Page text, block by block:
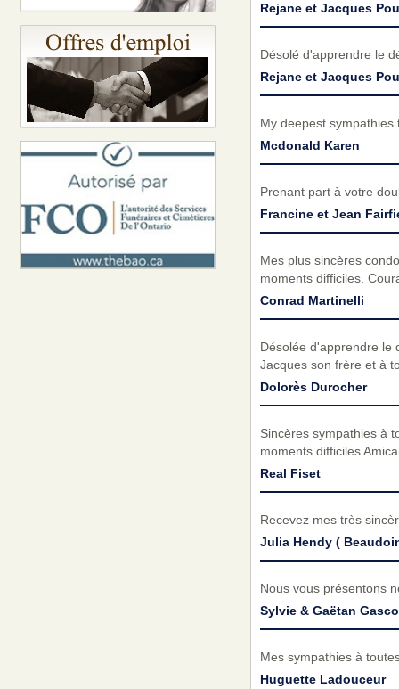
Rejane et Jacques
Désolé d'apprendre le
Rejane et Jacques
My deepest sympathies
Mcdonald Karen
Prenant part à votre
Francine et Jean
Mes plus sincères
moments difficiles.
Conrad Martinelli
Désolée d'apprendre le
Jacques son frère et à
Dolorès Durocher
Sincères sympathies à
moments difficiles
Real Fiset
Recevez mes très
Julia Hendy (
Nous vous présentons
Sylvie & Gaëtan
Mes sympathies à
Huguette Ladouceur